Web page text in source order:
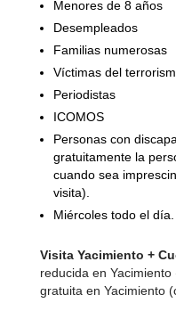
Menores de 8 años
Desempleados
Familias numerosas
Víctimas del
Periodistas
ICOMOS
Personas con
gratuitamente la
cuando sea
visita).
Miércoles todo el día.
Visita Yacimiento +
reducida en
gratuita en Yacimiento